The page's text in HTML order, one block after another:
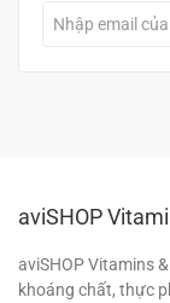
aviSHOP
aviSHOP Vitamins
khoáng chất, thực